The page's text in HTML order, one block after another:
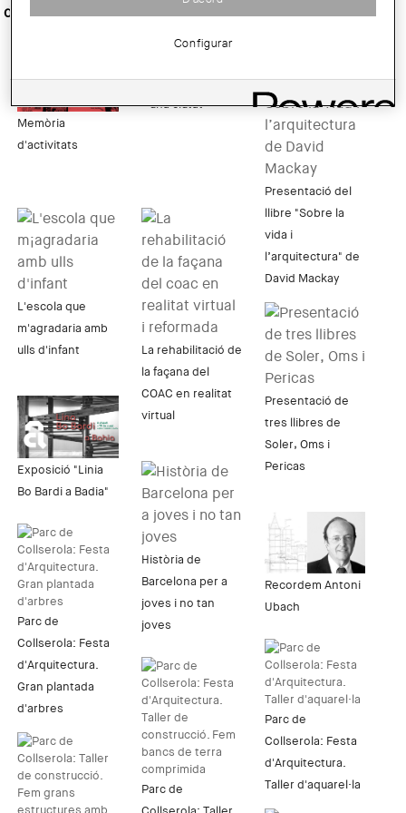
d'Arquitectura:
Memòria
d'activitats
L'escola que
m'agradaria amb
ulls d'infant
Exposició "Linia
Bo Bardi a Badia"
Parc de
Collserola: Festa
d'Arquitectura.
Gran plantada
d'arbres
Un arbre - un lloc
- una ciutat
La rehabilitació de
la façana del
COAC en realitat
virtual
Història de
Barcelona per a
joves i no tan
joves
Parc de
Presentació del
llibre "Sobre la
vida i
l’arquitectura" de
David Mackay
Presentació de
tres llibres de
Soler, Oms i
Pericas
Recordem Antoni
Ubach
Parc de
Collserola: Festa
d'Arquitectura.
Taller d'aquarel·la
Configurar